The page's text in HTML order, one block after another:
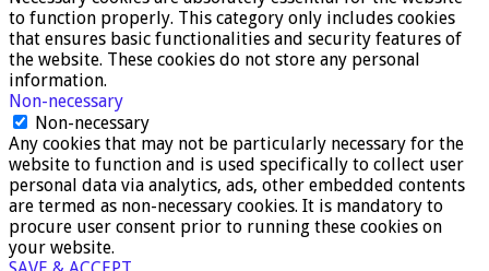
to function properly. This category only includes cookies
that ensures basic functionalities and security features of
the website. These cookies do not store any personal
information.
Non-necessary
Non-necessary
Any cookies that may not be particularly necessary for the
website to function and is used specifically to collect user
personal data via analytics, ads, other embedded contents
are termed as non-necessary cookies. It is mandatory to
procure user consent prior to running these cookies on
your website.